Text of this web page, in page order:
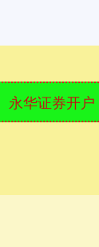
永华证券开户